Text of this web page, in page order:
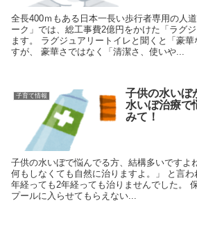
全長400ｍもある日本一長い歩行者専用の人
ーク」では、総工事費2億円をかけた「ラグ
ます。 ラグジュアリートイレと聞くと「豪
すが、 豪華さではなく「清潔さ、使いや...
子育て情報
子供の水いぼ
水いぼ治療で
みて！
子供の水いぼで悩んでる方、結構多いですよ
何もしなくても自然に治りますよ。」 と言
年経っても2年経っても治りませんでした。
プールに入らせてもらえない...